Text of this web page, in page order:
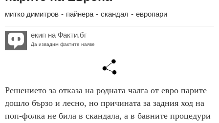
митко димитров - пайнера - скандал - европари
екип на Факти.бг
Да извадим фактите наяве
Решението за отказа на родната чалга от евро парите
дошло бързо и лесно, но причината за задния ход на
поп-фолка не била в скандала, а в бавните процедури